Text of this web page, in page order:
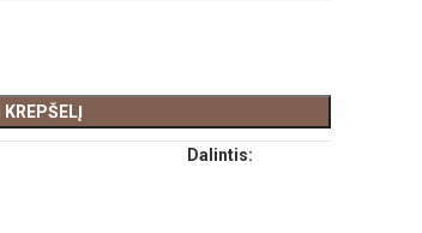
KREPŠELĮ
Dalintis: